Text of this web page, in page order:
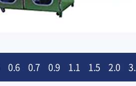
0.6 0.7 0.9 1.1 1.5 2.0